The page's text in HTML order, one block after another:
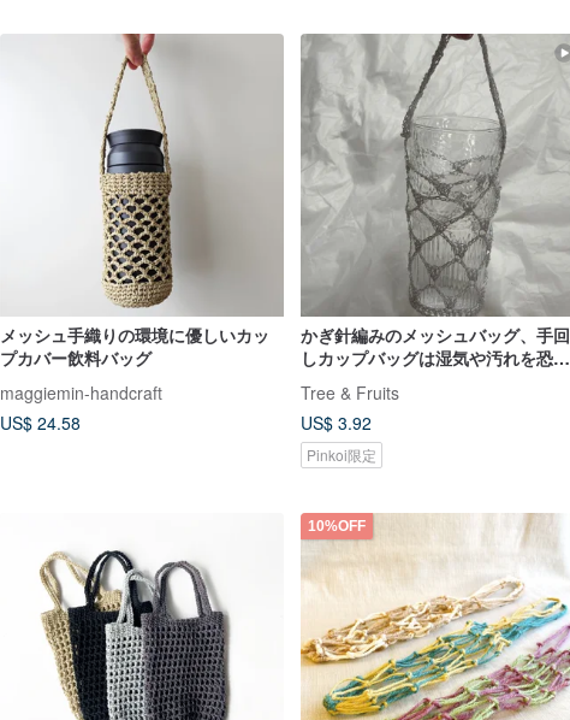
メッシュ手織りの環境に優しいカッ
プカバー飲料バッグ
maggiemin-handcraft
US$ 24.58
かぎ針編みのメッシュバッグ、手回
しカップバッグは湿気や汚れを恐れ
ません
Tree & Fruits
US$ 3.92
Pinkoi限定
10%OFF